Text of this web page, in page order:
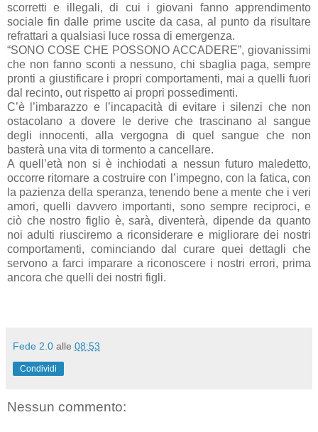
scorretti e illegali, di cui i giovani fanno apprendimento
sociale fin dalle prime uscite da casa, al punto da risultare
refrattari a qualsiasi luce rossa di emergenza.
“SONO COSE CHE POSSONO ACCADERE”, giovanissimi
che non fanno sconti a nessuno, chi sbaglia paga, sempre
pronti a giustificare i propri comportamenti, mai a quelli fuori
dal recinto, out rispetto ai propri possedimenti.
C’è l’imbarazzo e l’incapacità di evitare i silenzi che non
ostacolano a dovere le derive che trascinano al sangue
degli innocenti, alla vergogna di quel sangue che non
basterà una vita di tormento a cancellare.
A quell’età non si è inchiodati a nessun futuro maledetto,
occorre ritornare a costruire con l’impegno, con la fatica, con
la pazienza della speranza, tenendo bene a mente che i veri
amori, quelli davvero importanti, sono sempre reciproci, e
ciò che nostro figlio è, sarà, diventerà, dipende da quanto
noi adulti riusciremo a riconsiderare e migliorare dei nostri
comportamenti, cominciando dal curare quei dettagli che
servono a farci imparare a riconoscere i nostri errori, prima
ancora che quelli dei nostri figli.
Fede 2.0 alle 08:53
Condividi
Nessun commento: